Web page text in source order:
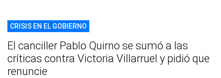
CRISIS EN EL GOBIERNO
El canciller Pablo Quirno se sumó a las
críticas contra Victoria Villarruel y pidió que
renuncie